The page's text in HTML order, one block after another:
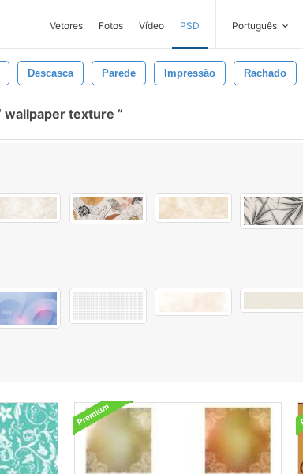
Vetores Fotos Vídeo PSD Português
Descasca Parede Impressão Rachado
wallpaper texture